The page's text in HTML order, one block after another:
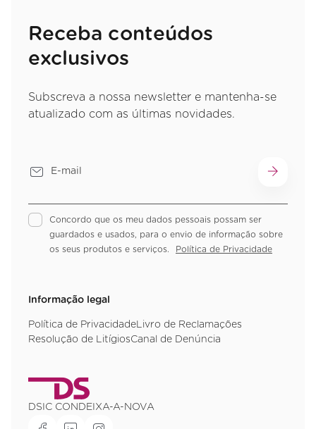
Receba conteúdos
exclusivos
Subscreva a nossa newsletter e mantenha-se
atualizado com as últimas novidades.
Concordo que os meu dados pessoais possam ser
guardados e usados, para o envio de informação sobre
os seus produtos e serviços.
Política de Privacidade
Informação legal
Política de Privacidade Livro de Reclamações
Resolução de LitígiosCanal de Denúncia
DSIC CONDEIXA-A-NOVA